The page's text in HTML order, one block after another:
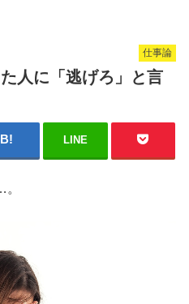
仕事論
人に「逃げろ」と言
LINE